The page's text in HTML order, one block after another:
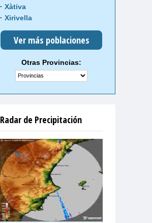
Xàtiva
Xirivella
Ver más poblaciones
Otras Provincias:
Radar de Precipitación